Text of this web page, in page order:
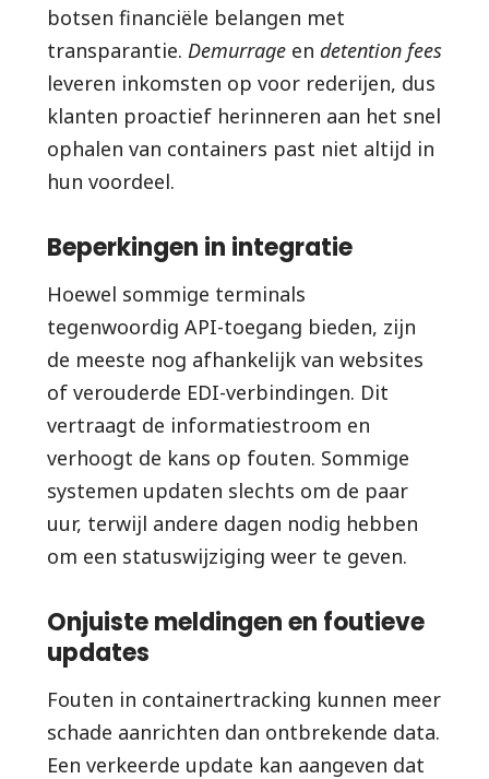
botsen financiële belangen met
transparantie. Demurrageen detention fees
leveren inkomsten op voor rederijen, dus
klanten proactief herinneren aan het snel
ophalen van containers past niet altijd in
hun voordeel.
Beperkingen in integratie
Hoewel sommige terminals
tegenwoordig API-toegang bieden, zijn
de meeste nog afhankelijk van websites
of verouderde EDI-verbindingen. Dit
vertraagt de informatiestroom en
verhoogt de kans op fouten. Sommige
systemen updaten slechts om de paar
uur, terwijl andere dagen nodig hebben
om een statuswijziging weer te geven.
Onjuiste meldingen en foutieve
updates
Fouten in containertracking kunnen meer
schade aanrichten dan ontbrekende data.
Een verkeerde update kan aangeven dat